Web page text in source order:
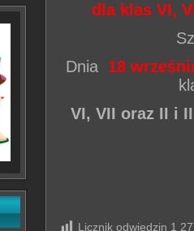
dla klas VI,
Dnia 18
VI, VII oraz II i
Licznik odwiedzin 1